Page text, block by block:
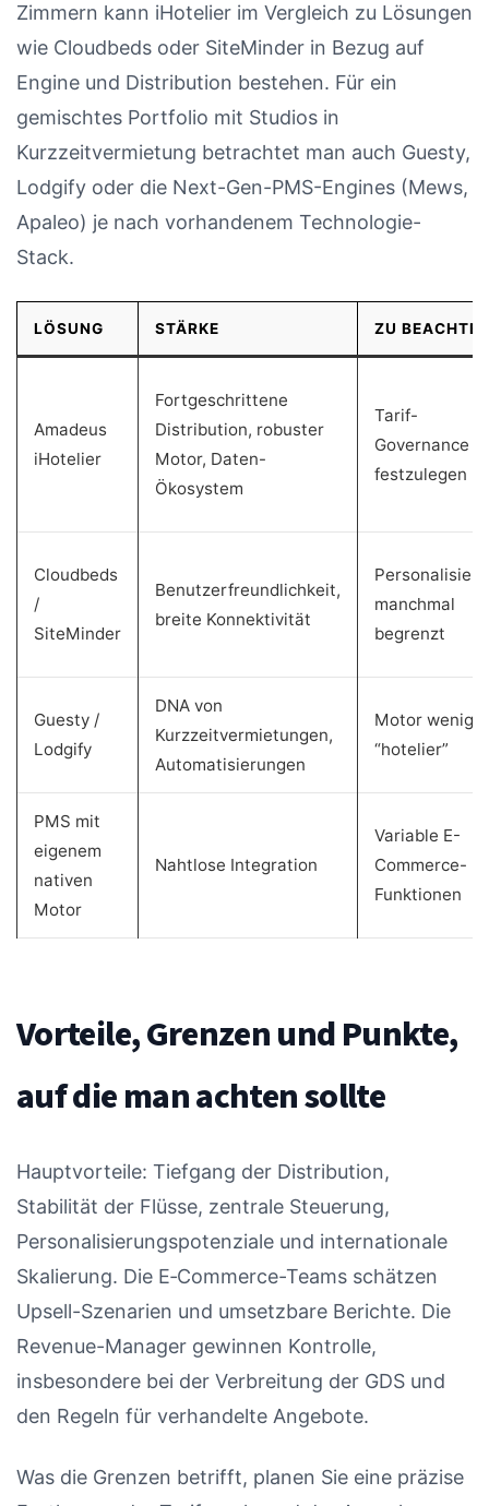
Zimmern kann iHotelier im Vergleich zu Lösungen
wie Cloudbeds oder SiteMinder in Bezug auf
Engine und Distribution bestehen. Für ein
gemischtes Portfolio mit Studios in
Kurzzeitvermietung betrachtet man auch Guesty,
Lodgify oder die Next-Gen-PMS-Engines (Mews,
Apaleo) je nach vorhandenem Technologie-
Stack.
LÖSUNG STÄRKE ZU
Amadeus
iHotelier
Fortgeschrittene
Distribution, robuster
Motor, Daten-
Ökosystem
Tarif-
Governance
festzulegen
Cloudbeds
/
SiteMinder
Benutzerfreundlichkeit,
breite Konnektivität
manchmal
begrenzt
Guesty /
Lodgify
DNA von
Kurzzeitvermietungen,
Automatisierungen
Motor weniger
“hotelier”
PMS mit
eigenem
nativen
Motor
Nahtlose Integration
Variable E-
Commerce-
Funktionen
Vorteile, Grenzen und Punkte,
auf die man achten sollte
Hauptvorteile: Tiefgang der Distribution,
Stabilität der Flüsse, zentrale Steuerung,
Personalisierungspotenziale und internationale
Skalierung. Die E‑Commerce-Teams schätzen
Upsell-Szenarien und umsetzbare Berichte. Die
Revenue-Manager gewinnen Kontrolle,
insbesondere bei der Verbreitung der GDS und
den Regeln für verhandelte Angebote.
Was die Grenzen betrifft, planen Sie eine präzise